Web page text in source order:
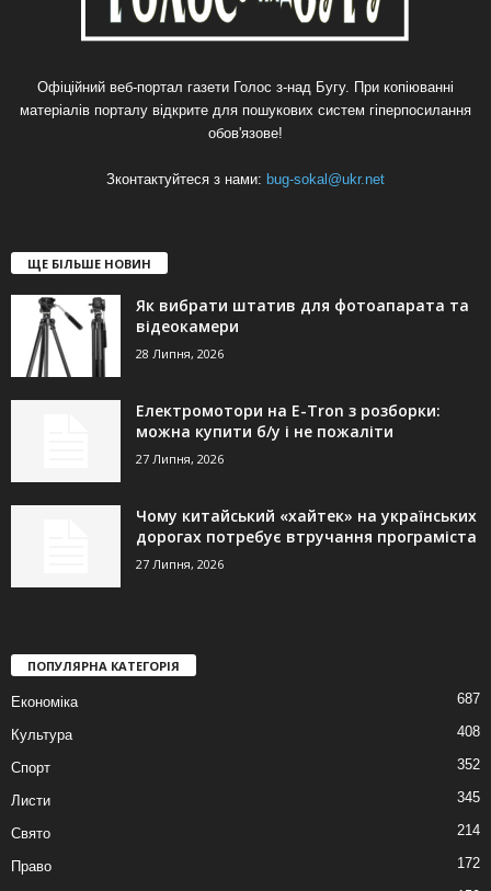
Офіційний веб-портал газети Голос з-над Бугу. При копіюванні
матеріалів порталу відкрите для пошукових систем гіперпосилання
обов'язове!
Зконтактуйтеся з нами: bug-sokal@ukr.net
ЩЕ БІЛЬШЕ НОВИН
Як вибрати штатив для фотоапарата та
відеокамери
28 Липня, 2026
Електромотори на E-Tron з розборки:
можна купити б/у і не пожаліти
27 Липня, 2026
Чому китайський «хайтек» на українських
дорогах потребує втручання програміста
27 Липня, 2026
ПОПУЛЯРНА КАТЕГОРІЯ
Економіка 687
Культура 408
Спорт 352
Листи 345
Свято 214
Право 172